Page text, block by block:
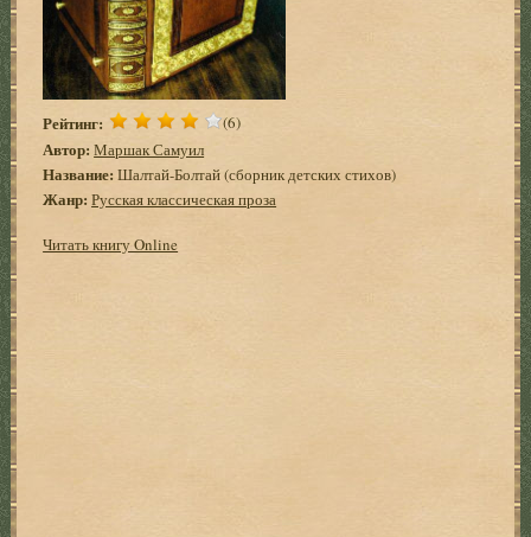
Рейтинг: (6)
Автор: Маршак Самуил
Название: Шалтай-Болтай (сборник детских стихов)
Жанр: Русская классическая проза
Читать книгу Online